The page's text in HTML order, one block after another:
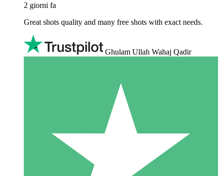
2 giorni fa
Great shots quality and many free shots with exact needs.
Ghulam Ullah Wahaj Qadir